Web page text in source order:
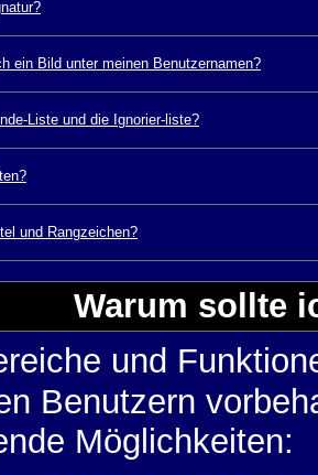
ein Bild unter meinen Benutzernamen?
Liste und die Ignorier-liste?
und Rangzeichen?
Warum sollte
und
Benutzern
Möglichkeiten: